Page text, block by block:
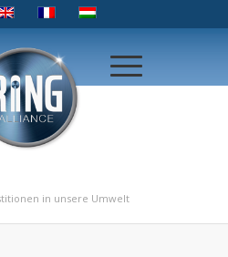
in unsere Umwelt